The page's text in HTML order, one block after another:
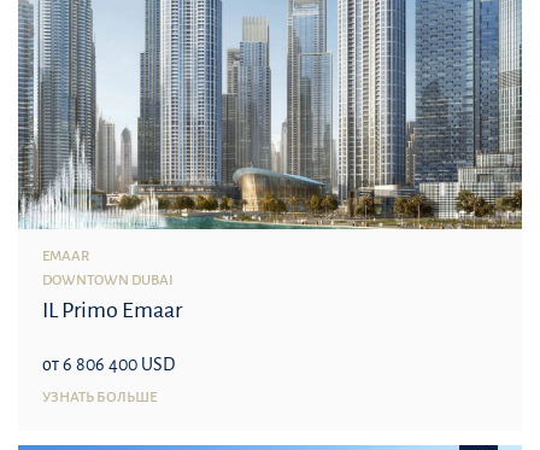
EMAAR
DOWNTOWN DUBAI
IL Primo Emaar
от 6 806 400 USD
УЗНАТЬ БОЛЬШЕ